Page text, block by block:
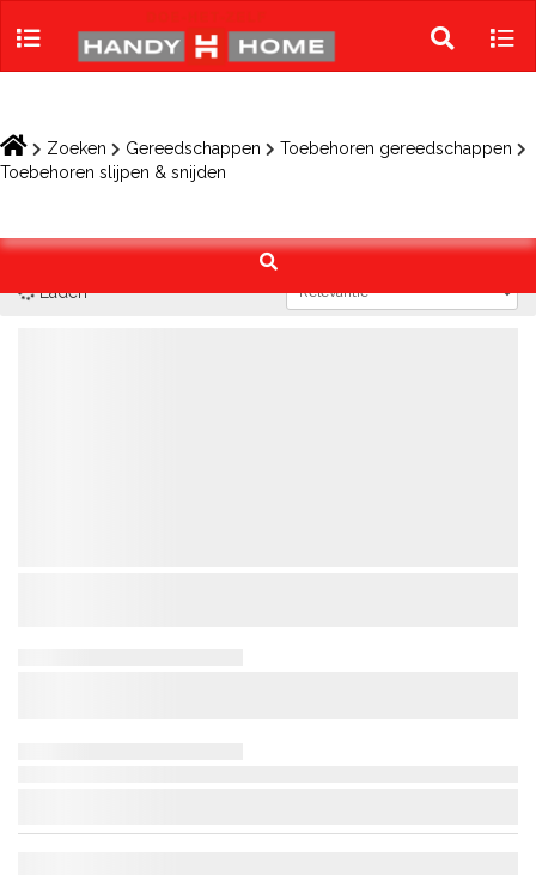
Toggle
search
Zoeken Gereedschappen
Toebehoren gereedschappen
Toebehoren slijpen & snijden
Laden